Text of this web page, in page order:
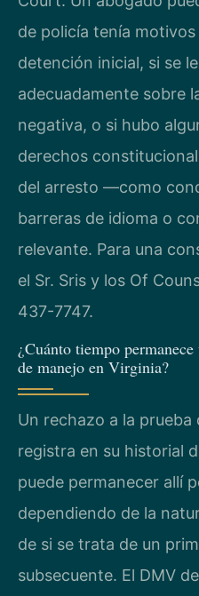
de policía tenía
detención inicial, si se
adecuadamente sobre
negativa, o si hubo
derechos
del arresto —como
barreras de idioma o
relevante. Para una
el Sr. Sris y los Of
437-7747.
¿Cuánto tiempo
de manejo en Virginia?
Un rechazo a la
registra en su historial
puede permanecer allí
dependiendo de la
de si se trata de un
subsecuente. El DMV